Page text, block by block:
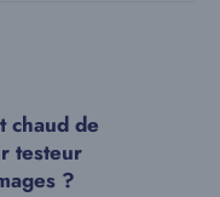
chaud de
testeur
?